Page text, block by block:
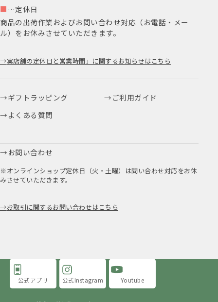
■ …定休日
商品の出荷作業およびお問い合わせ対応（お電話・メー
ル）をお休みさせていただきます。
実店舗の定休日と営業時間」に関するお知らせはこちら
ギフトラッピング
ご利用ガイド
よくある質問
お問い合わせ
※オンラインショップ定休日（火・土曜）は問い合わせ対応をお休
みさせていただきます。
お取引に関するお問い合わせはこちら
公式アプリ 公式Instagram Youtube